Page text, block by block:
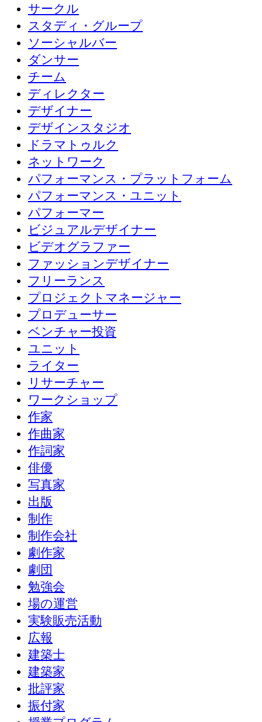
サークル
スタディ・グループ
ソーシャルバー
ダンサー
チーム
ディレクター
デザイナー
デザインスタジオ
ドラマトゥルク
ネットワーク
パフォーマンス・プラットフォーム
パフォーマンス・ユニット
パフォーマー
ビジュアルデザイナー
ビデオグラファー
ファッションデザイナー
フリーランス
プロジェクトマネージャー
プロデューサー
ベンチャー投資
ユニット
ライター
リサーチャー
ワークショップ
作家
作曲家
作詞家
俳優
写真家
出版
制作
制作会社
劇作家
劇団
勉強会
場の運営
実験販売活動
広報
建築士
建築家
批評家
振付家